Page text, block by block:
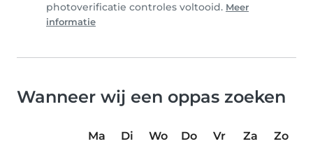
photoverificatie controles voltooid. Meer
informatie
Wanneer wij een oppas zoeken
Ma Di Wo Do Vr Za
Zo